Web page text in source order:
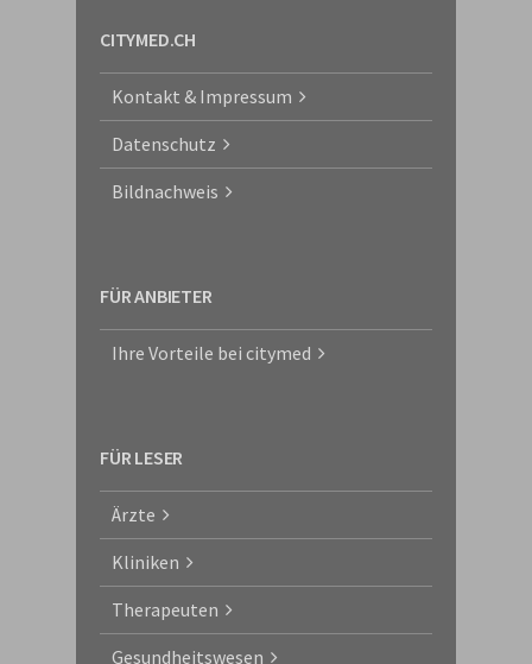
CITYMED.CH
Kontakt & Impressum
Datenschutz
Bildnachweis
FÜR ANBIETER
Ihre Vorteile bei citymed
FÜR LESER
Ärzte
Kliniken
Therapeuten
Gesundheitswesen